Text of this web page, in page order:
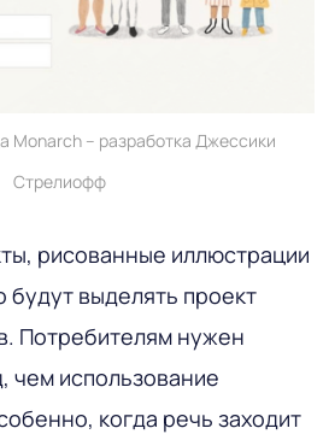
Monarch – разработка Джессики
Стрелиофф
рисованные иллюстрации
будут выделять проект
Потребителям нужен
чем использование
когда речь заходит